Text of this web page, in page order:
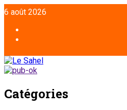
Aller
au
contenu
6 août 2026
Catégories